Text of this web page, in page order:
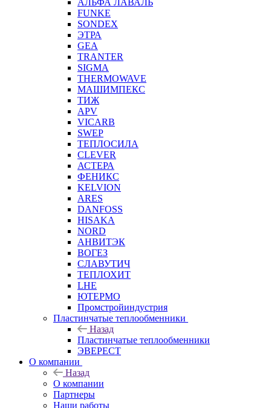
АЛЬФА ЛАВАЛЬ
FUNKE
SONDEX
ЭТРА
GEA
TRANTER
SIGMA
THERMOWAVE
МАШИМПЕКС
ТИЖ
APV
VICARB
SWEP
ТЕПЛОСИЛА
CLEVER
АСТЕРА
ФЕНИКС
KELVION
ARES
DANFOSS
HISAKA
NORD
АНВИТЭК
ВОГЕЗ
СЛАВУТИЧ
ТЕПЛОХИТ
LHE
ЮТЕРМО
Промстройиндустрия
Пластинчатые теплообменники
Назад
Пластинчатые теплообменники
ЭВЕРЕСТ
О компании
Назад
О компании
Партнеры
Наши работы